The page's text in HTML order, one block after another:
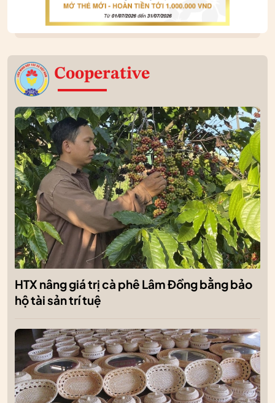
Cooperative
HTX nâng giá trị cà phê Lâm Đồng bằng bảo
hộ tài sản trí tuệ